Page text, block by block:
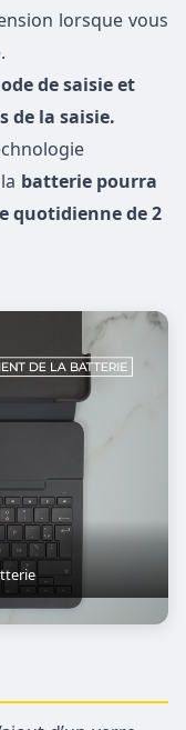
lorsque vous
de saisie et
de la saisie.
batterie pourra
quotidienne de 2